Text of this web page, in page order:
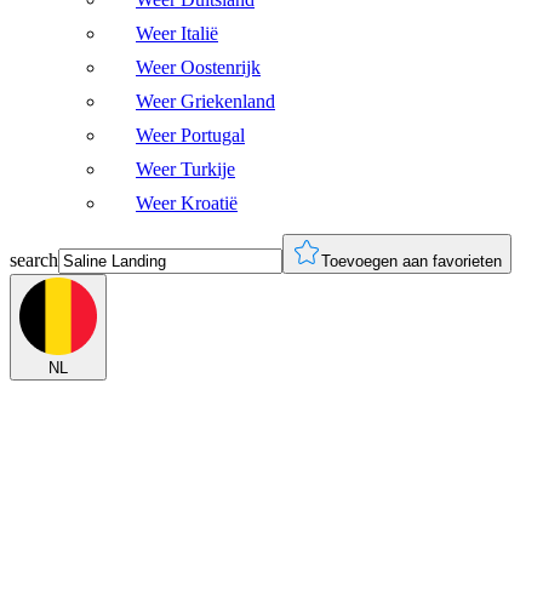
Weer Italië
Weer Oostenrijk
Weer Griekenland
Weer Portugal
Weer Turkije
Weer Kroatië
search Toevoegen aan favorieten
NL